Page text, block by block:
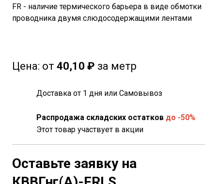
FR - наличие термического барьера в виде обмотки
проводника двумя слюдосодержащими лентами
Цена: от 40,10 ₽ за метр
Доставка от 1 дня или Самовывоз
Распродажа складских остатков до -50%
Этот товар участвует в акции
Оставьте заявку на